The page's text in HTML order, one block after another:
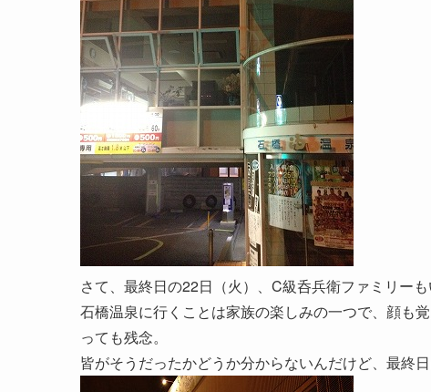
さて、最終日の22日（火）、C級呑兵衛ファミリー
石橋温泉に行くことは家族の楽しみの一つで、顔も
っても残念。
皆がそうだったかどうか分からないんだけど、最終